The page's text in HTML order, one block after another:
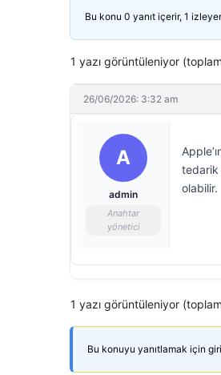
Bu konu 0 yanıt içerir, 1
1 yazı görüntüleniyor
26/06/2026: 3:32 am
A
admin
Anahtar
yönetici
tedarik
olabilir.
1 yazı görüntüleniyor
Bu konuyu yanıtlamak için